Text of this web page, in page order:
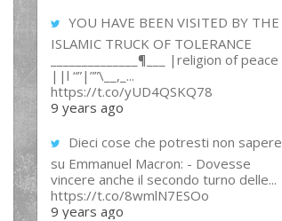
YOU HAVE BEEN VISITED BY THE
ISLAMIC TRUCK OF TOLERANCE
______________¶___ |religion of peace
||l “”|””\__,_...
https://t.co/yUD4QSKQ78
9 years ago
Dieci cose che potresti non sapere
su Emmanuel Macron: - Dovesse
vincere anche il secondo turno delle...
https://t.co/8wmlN7ESOo
9 years ago